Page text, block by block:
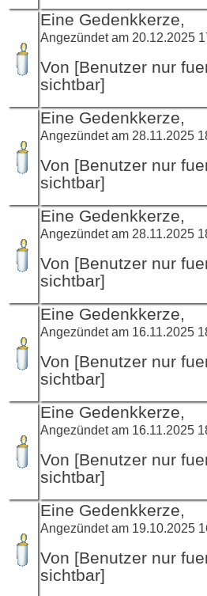
Eine Gedenkkerze,
Angezündet am 20.12.2025
Von [Benutzer nur
sichtbar]
Eine Gedenkkerze,
Angezündet am 28.11.2025
Von [Benutzer nur
sichtbar]
Eine Gedenkkerze,
Angezündet am 28.11.2025
Von [Benutzer nur
sichtbar]
Eine Gedenkkerze,
Angezündet am 16.11.2025
Von [Benutzer nur
sichtbar]
Eine Gedenkkerze,
Angezündet am 16.11.2025
Von [Benutzer nur
sichtbar]
Eine Gedenkkerze,
Angezündet am 19.10.2025
Von [Benutzer nur
sichtbar]